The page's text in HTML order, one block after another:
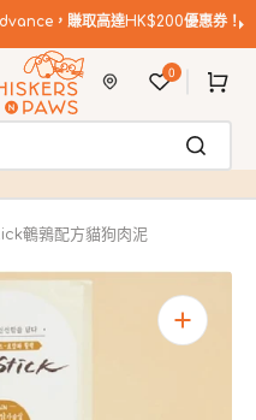
，賺取高達HK$200優惠券！
0
購
物
鵪鶉配方貓狗肉泥